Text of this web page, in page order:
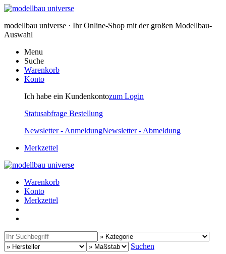
modellbau universe · Ihr Online-Shop mit der großen Modellbau-
Auswahl
Menu
Suche
Warenkorb
Konto
Ich habe ein Kundenkontozum Login
Statusabfrage Bestellung
Newsletter - AnmeldungNewsletter - Abmeldung
Merkzettel
Warenkorb
Konto
Merkzettel
Suchen